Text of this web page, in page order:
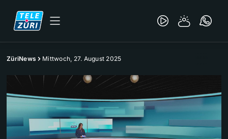
ZüriNews Mittwoch, 27. August 2025